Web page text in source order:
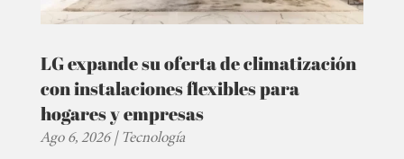
LG expande su oferta de climatización
con instalaciones flexibles para
hogares y empresas
Ago 6, 2026|Tecnología